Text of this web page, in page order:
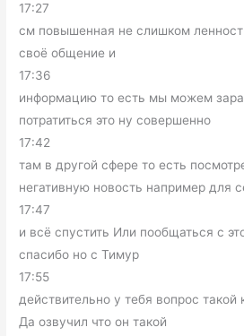
17:27
см повышенная не слишком
своё общение и
17:36
информацию то есть мы можем
потратиться это ну совершенно
17:42
там в другой сфере то есть
негативную новость например для
17:47
и всё спустить Или пообщаться с
спасибо но с Тимур
17:55
действительно у тебя вопрос
Да озвучил что он такой